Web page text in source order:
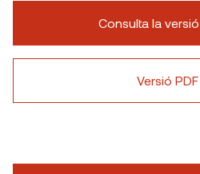
Consulta la
Versió PDF